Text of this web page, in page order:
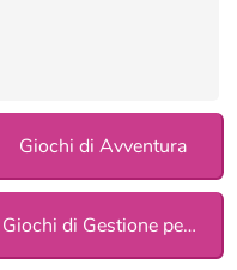
Giochi di Avventura
Giochi di Gestione per ragazze